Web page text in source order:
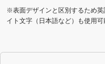
※表面デザインと区別するため
イト文字（日本語など）も使用可